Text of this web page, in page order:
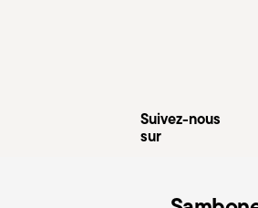
des casseroles peut causer des
simples mais importantes.
Suivez-nous
sur